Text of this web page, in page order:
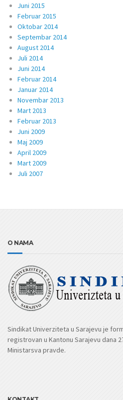
Juni 2015
Februar 2015
Oktobar 2014
Septembar 2014
August 2014
Juli 2014
Juni 2014
Februar 2014
Januar 2014
Novembar 2013
Mart 2013
Februar 2013
Juni 2009
Maj 2009
April 2009
Mart 2009
Juli 2007
O NAMA
Sindikat Univerziteta u Sarajevu je
registrovan u Kantonu Sarajevu dana
Ministarsva pravde.